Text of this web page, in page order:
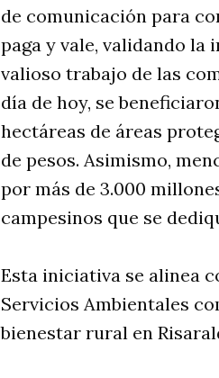
de comunicación para
paga y vale, validando
valioso trabajo de las
día de hoy, se
hectáreas de áreas
de pesos. Asimismo,
por más de 3.000
campesinos que se
Esta iniciativa se alinea
Servicios Ambientales
bienestar rural en